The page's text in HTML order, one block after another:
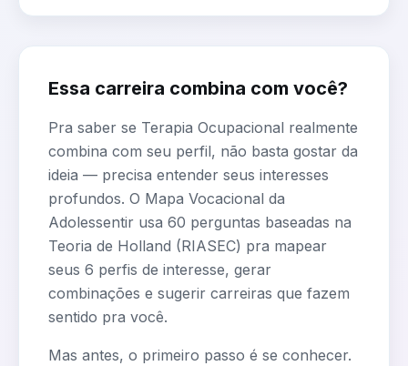
Essa carreira combina com você?
Pra saber se Terapia Ocupacional realmente
combina com seu perfil, não basta gostar da
ideia — precisa entender seus interesses
profundos. O Mapa Vocacional da
Adolessentir usa 60 perguntas baseadas na
Teoria de Holland (RIASEC) pra mapear
seus 6 perfis de interesse, gerar
combinações e sugerir carreiras que fazem
sentido pra você.
Mas antes, o primeiro passo é se conhecer.